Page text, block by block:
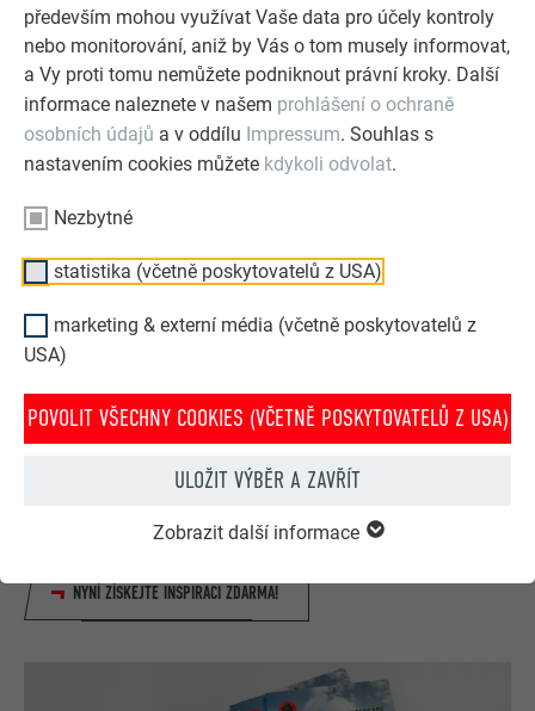
především mohou využívat Vaše data pro účely kontroly
nebo monitorování, aniž by Vás o tom musely informovat,
a Vy proti tomu nemůžete podniknout právní kroky. Další
informace naleznete v našem prohlášení o ochraně
osobních údajů a v oddílu Impressum. Souhlas s
nastavením cookies můžete kdykoli odvolat.
Nezbytné
statistika (včetně poskytovatelů z USA)
marketing & externí média (včetně poskytovatelů z
USA)
POVOLIT VŠECHNY COOKIES (VČETNĚ POSKYTOVATELŮ Z USA)
ULOŽIT VÝBĚR A ZAVŘÍT
Zobrazit další informace
PREFA konfigurátor střechy & fasády
Navrhněte svůj dům (snů) pomocí PREFA online
si můžete vybírat z bohaté nabídky výrobků a barev.
NYNÍ ZÍSKEJTE INSPIRACI ZDARMA!